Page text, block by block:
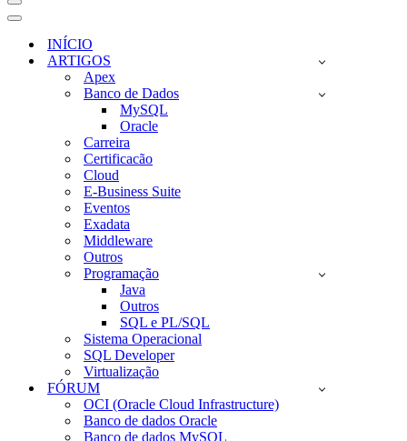
Menu
de
navegação
Menu
navegaçãoINÍCIO
ARTIGOS
Apex
Banco de Dados
MySQL
Oracle
Carreira
Certificacão
Cloud
E-Business Suite
Eventos
Exadata
Middleware
Outros
Programação
Java
Outros
SQL e PL/SQL
Sistema Operacional
SQL Developer
Virtualização
FÓRUM
OCI (Oracle Cloud Infrastructure)
Banco de dados Oracle
Banco de dados MySQL